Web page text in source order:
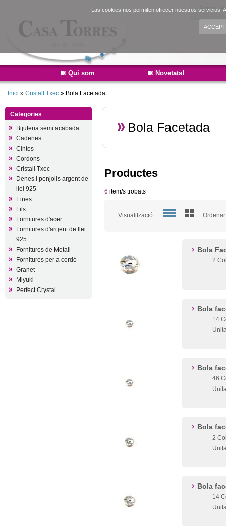
Las cookies nos permiten ofrecer nuestros servicios.
ACCEPT
Entrar|
Qui som Novetats!
Inici » Cristall Txec » Bola Facetada
Categories
Bijuteria semi acabada
Cadenes
Cintes
Cordons
Cristall Txec
Denes i penjolls argent de
llei 925
Eines
Fils
Fornitures d'acer
Fornitures d'argent de llei
925
Fornitures de Metall
Fornitures per a cordó
Granet
Miyuki
Perfect Crystal
Bola Facetada
Productes
6 item/s trobats
Visualització:
Bola
2
Bola
14
Bola
46
Bola
2
Bola
14